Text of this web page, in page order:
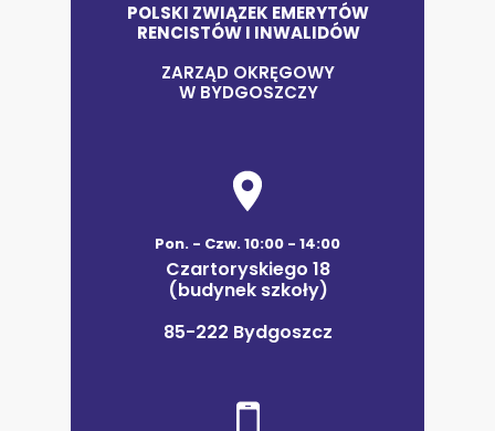
POLSKI ZWIĄZEK EMERYTÓW
RENCISTÓW I INWALIDÓW
ZARZĄD OKRĘGOWY
W BYDGOSZCZY
Pon. - Czw. 10:00 - 14:00
Czartoryskiego 18
(budynek szkoły)
85-222 Bydgoszcz